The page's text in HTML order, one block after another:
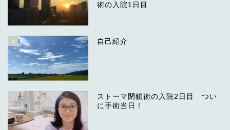
術の入院1日目
6 自己紹介
7
ストーマ閉鎖術の入院2日目 つい
に手術当日！